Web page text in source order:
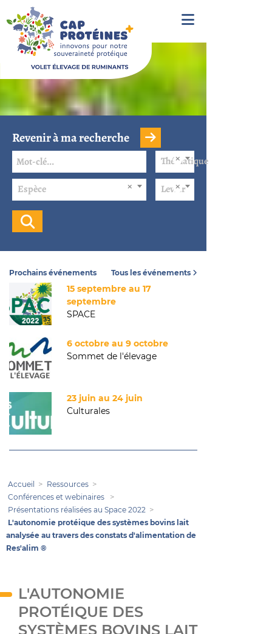
Revenir à ma recherche
Thématique
Espèce Levier
Prochains événements
15 septembre au 17
septembre
SPACE
6 octobre au 9 octobre
Sommet de l'élevage
23 juin au 24 juin
Culturales
Tous les événements
Accueil
Ressources
Conférences et webinaires
Présentations réalisées au Space 2022
L'autonomie protéique des systèmes bovins lait
analysée au travers des constats d'alimentation de
Res'alim ®
L'AUTONOMIE
PROTÉIQUE DES
SYSTÈMES BOVINS LAIT